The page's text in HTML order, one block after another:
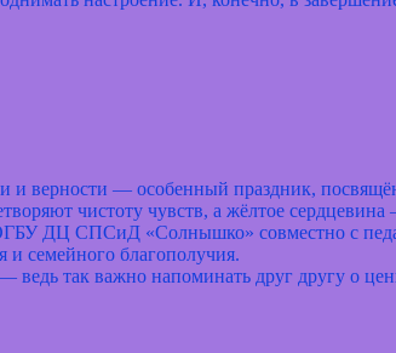
и верности — особенный праздник,
чистоту чувств, а жёлтое
ДЦ СПСиД «Солнышко» совместно с
семейного благополучия.
ведь так важно напоминать друг другу о